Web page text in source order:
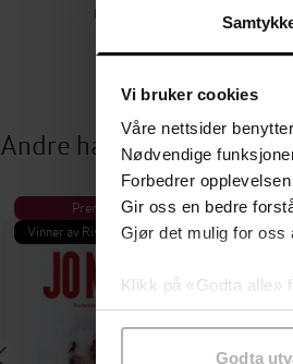
Vi bruker cookies
Våre nettsider
Nødvendige
Forbedrer
Gir oss en bedre
Gjør det mulig for oss
Klikk på «Godta alle»
samtykke til
Godta
EBOK
Andre har også kjøpt
Premium
Vinner av Rivertonprisen